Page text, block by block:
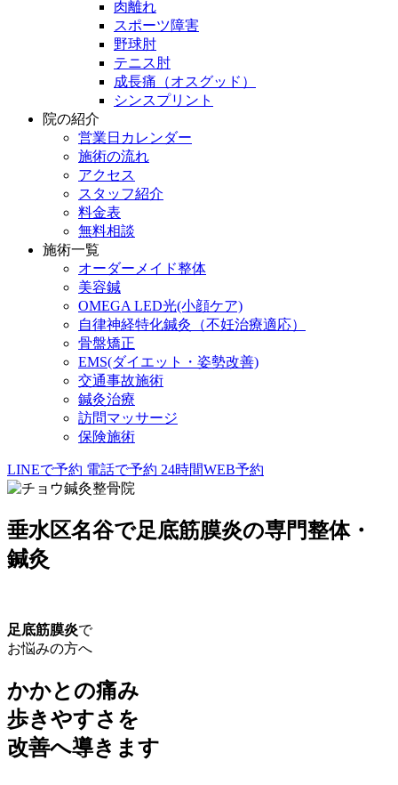
肉離れ
スポーツ障害
野球肘
テニス肘
成長痛（オスグッド）
シンスプリント
院の紹介
営業日カレンダー
施術の流れ
アクセス
スタッフ紹介
料金表
無料相談
施術一覧
オーダーメイド整体
美容鍼
OMEGA LED光(小顔ケア)
自律神経特化鍼灸（不妊治療適応）
骨盤矯正
EMS(ダイエット・姿勢改善)
交通事故施術
鍼灸治療
訪問マッサージ
保険施術
LINEで予約 電話で予約 24時間WEB予約
垂水区名谷で足底筋膜炎の専門整体・
鍼灸
足底筋膜炎で
お悩みの方へ
かかとの痛み
歩きやすさを
改善へ導きます